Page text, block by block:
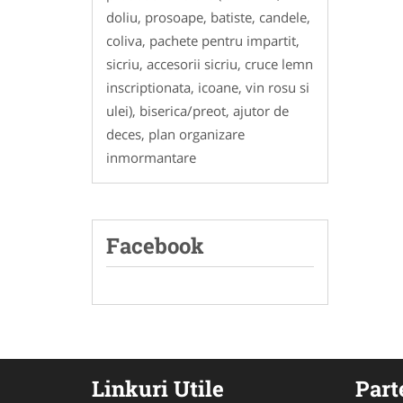
doliu, prosoape, batiste, candele,
coliva, pachete pentru impartit,
sicriu, accesorii sicriu, cruce lemn
inscriptionata, icoane, vin rosu si
ulei), biserica/preot, ajutor de
deces, plan organizare
inmormantare
Facebook
Linkuri Utile